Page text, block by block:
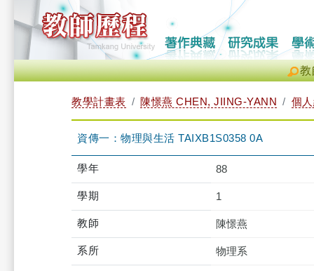
教
教學計畫表 陳憬燕 CHEN, JIING-YANN 個
資傳一：物理與生活 TAIXB1S0358 0A
學年 88
學期 1
教師 陳憬燕
系所 物理系